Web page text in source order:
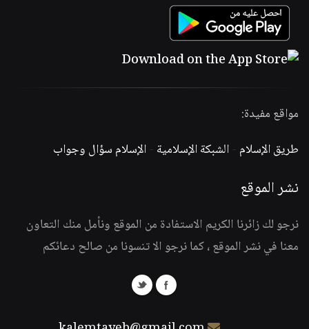
مواقع مفيدة:
طريق الإسلام -الشبكة الإسلامية -الإسلام سؤال وجواب
نشر الموقع
نرجو لك زائرنا الكريم الاستفادة من الموقع ونأمل منك التعاون
معنا في نشر الموقع ، كما نرجو الا تنسونا من صالح دعائكم